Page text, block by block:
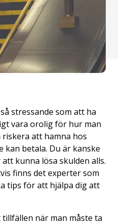
stressande som att ha
vara orolig för hur man
att hamna hos
kan betala. Du är kanske
kunna lösa skulden alls.
finns det experter som
tips för att hjälpa dig att
när man måste ta